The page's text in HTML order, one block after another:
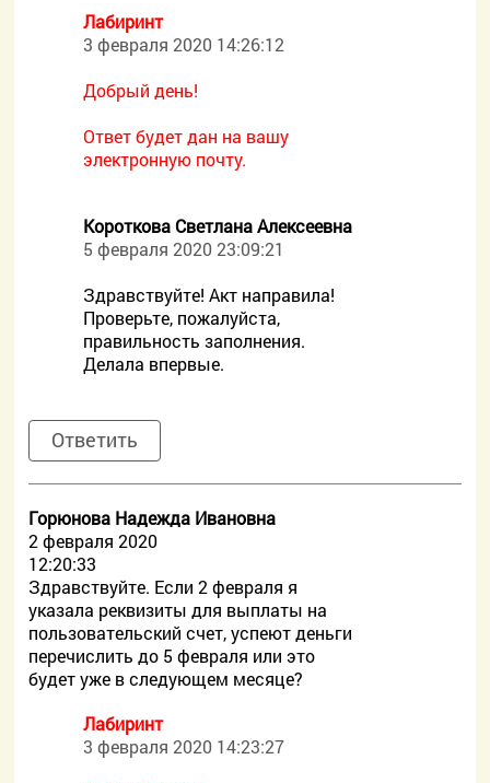
Лабиринт
3 февраля 2020 14:26:12
Добрый день!
Ответ будет дан на вашу
электронную почту.
Короткова Светлана Алексеевна
5 февраля 2020 23:09:21
Здравствуйте! Акт направила!
Проверьте, пожалуйста,
правильность заполнения.
Делала впервые.
Ответить
Горюнова Надежда Ивановна
2 февраля 2020
12:20:33
Здравствуйте. Если 2 февраля я
указала реквизиты для выплаты на
пользовательский счет, успеют деньги
перечислить до 5 февраля или это
будет уже в следующем месяце?
Лабиринт
3 февраля 2020 14:23:27